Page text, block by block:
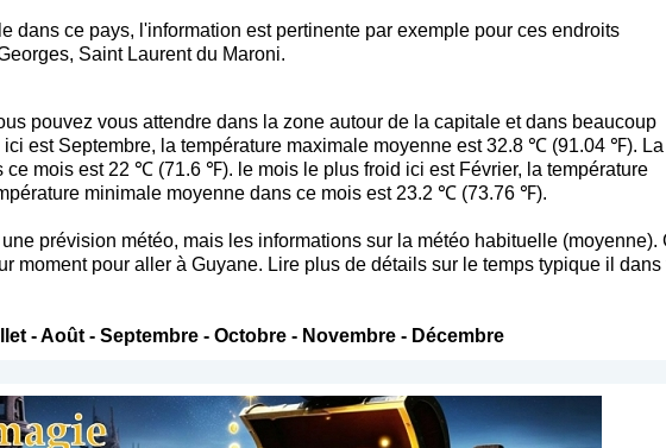
dans ce pays, l'information est pertinente par exemple pour ces endroits
Saint Laurent du Maroni.
pouvez vous attendre dans la zone autour de la capitale et dans beaucoup
est Septembre, la température maximale moyenne est 32.8 ℃ (91.04 ℉). La
ce mois est 22 ℃ (71.6 ℉). le mois le plus froid ici est Février, la température
minimale moyenne dans ce mois est 23.2 ℃ (73.76 ℉).
prévision météo, mais les informations sur la météo habituelle (moyenne).
moment pour aller à Guyane. Lire plus de détails sur le temps typique il dans
-Août- Septembre- Octobre- Novembre- Décembre